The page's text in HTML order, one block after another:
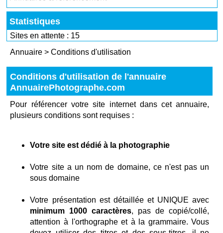
Statistiques
Sites en attente : 15
Annuaire >Conditions d'utilisation
Conditions d'utilisation de l'annuaire
AnnuairePhotographe.com
Pour référencer votre site internet dans cet annuaire,
plusieurs conditions sont requises :
Votre site est dédié à la photographie
Votre site a un nom de domaine, ce n'est pas un
sous domaine
Votre présentation est détaillée et UNIQUE avec
minimum 1000 caractères, pas de copié/collé,
attention à l'orthographe et à la grammaire. Vous